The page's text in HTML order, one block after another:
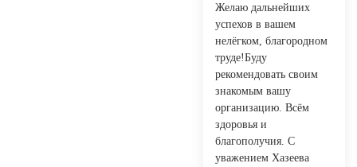
Желаю дальнейших
успехов в вашем
нелёгком, благородном
труде!Буду
рекомендовать своим
знакомым вашу
организацию. Всём
здоровья и
благополучия. С
уважением Хазеева